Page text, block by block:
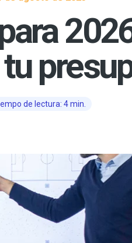
de lectura: 4 min.